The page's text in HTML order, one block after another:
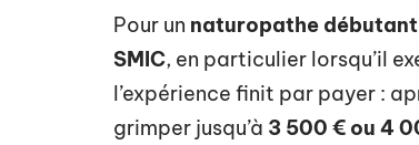
Pour un naturopathe débutant
SMIC, en particulier lorsqu’il
l’expérience finit par payer :
grimper jusqu’à 3 500 € ou 4